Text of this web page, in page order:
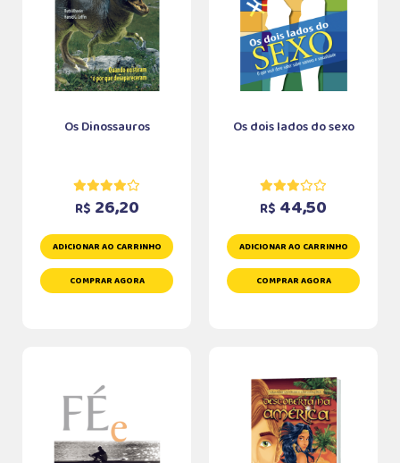
Os Dinossauros
R$ 26,20
ADICIONAR AO CARRINHO
COMPRAR AGORA
Os dois lados do sexo
R$ 44,50
ADICIONAR AO CARRINHO
COMPRAR AGORA